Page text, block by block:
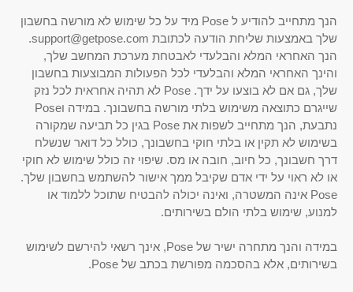
הנך מתחייב להודיע ל Pose ​​מיד על כל שימוש לא מורשה בחשבון
שלך ​​באמצעות שליחת הודעה לכתובת support@getpose.com.
הנך האחראי המלא והבלעדי לאבטחת מערכת המחשב שלך,
והינך האחראי המלא והבלעדי לכל הפעולות המבוצעות בחשבון
שלך, גם אם לא בוצעו על ידך. Pose לא תהיה אחראית לכל נזק
שייגרם כתוצאה משימוש בלתי מורשה בחשבונך. במידה וPose
נתבעת, הנך מתחייב לשפות את Pose בגין כל תביעה שמקורה
בשימוש לא תקין או בלתי חוקי בחשבונך, כולל כל דואר שנשלח
דרך חשבונך, כל חיוב, חובה או מס. שיפוי זה כולל שימוש לא חוקי
או לא ראוי על ידי אדם שקיבל ממך אישור להשתמש בחשבון שלך.
Pose אינה המשטרה, ואינה יכולה להבטיח שתוכל ללמוד או
למנוע, שימוש בלתי הולם בשירותים.
במידה והנך מתחרה ישיר של Pose, אינך רשאי להירשם לשימוש
בשירותים, אלא בהסכמה מפורשת בכתב של Pose.